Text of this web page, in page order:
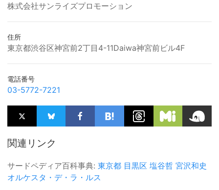
株式会社サンライズプロモーション
住所
東京都渋谷区神宮前2丁目4-11Daiwa神宮前ビル4F
電話番号
03-5772-7221
関連リンク
サードペディア百科事典: 東京都 目黒区 塩谷哲 宮沢和史
オルケスタ・デ・ラ・ルス